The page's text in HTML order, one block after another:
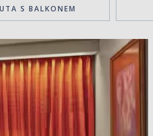
S BALKONEM